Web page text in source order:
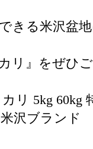
きる米沢盆
リ』をぜひご
リ 5kg
沢ブランド